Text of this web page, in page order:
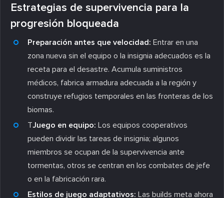
Estrategias de supervivencia para la
progresión bloqueada
Preparación antes que velocidad: Entrar en una
zona nueva sin el equipo o la insignia adecuados es la
receta para el desastre. Acumula suministros
médicos, fabrica armadura adecuada a la región y
construye refugios temporales en las fronteras de los
biomas.
TJuego en equipo: Los equipos cooperativos
pueden dividir las tareas de insignia; algunos
miembros se ocupan de la supervivencia ante
tormentas, otros se centran en los combates de jefe
o en la fabricación rara.
Estilos de juego adaptativos: Las builds meta ahora